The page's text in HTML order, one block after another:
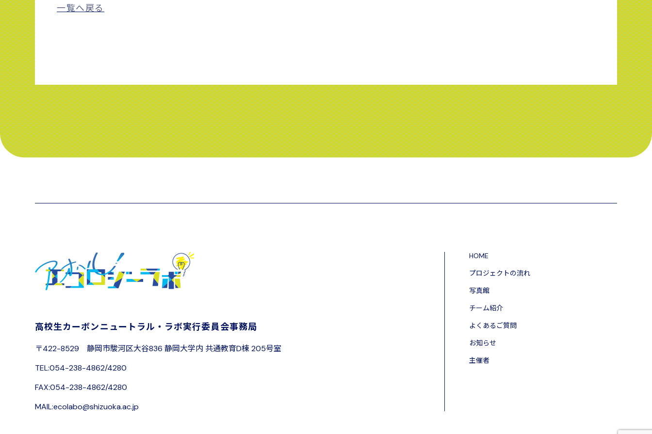
一覧へ戻る
高校生カーボンニュートラル・ラボ実行委員会事務局
〒422-8529 静岡市駿河区大谷836 静岡大学内 共通教育D棟 205号室
TEL:054-238-4862/4280
FAX:054-238-4862/4280
MAIL:ecolabo@shizuoka.ac.jp
HOME
プロジェクトの流れ
写真館
チーム紹介
よくあるご質問
お知らせ
主催者